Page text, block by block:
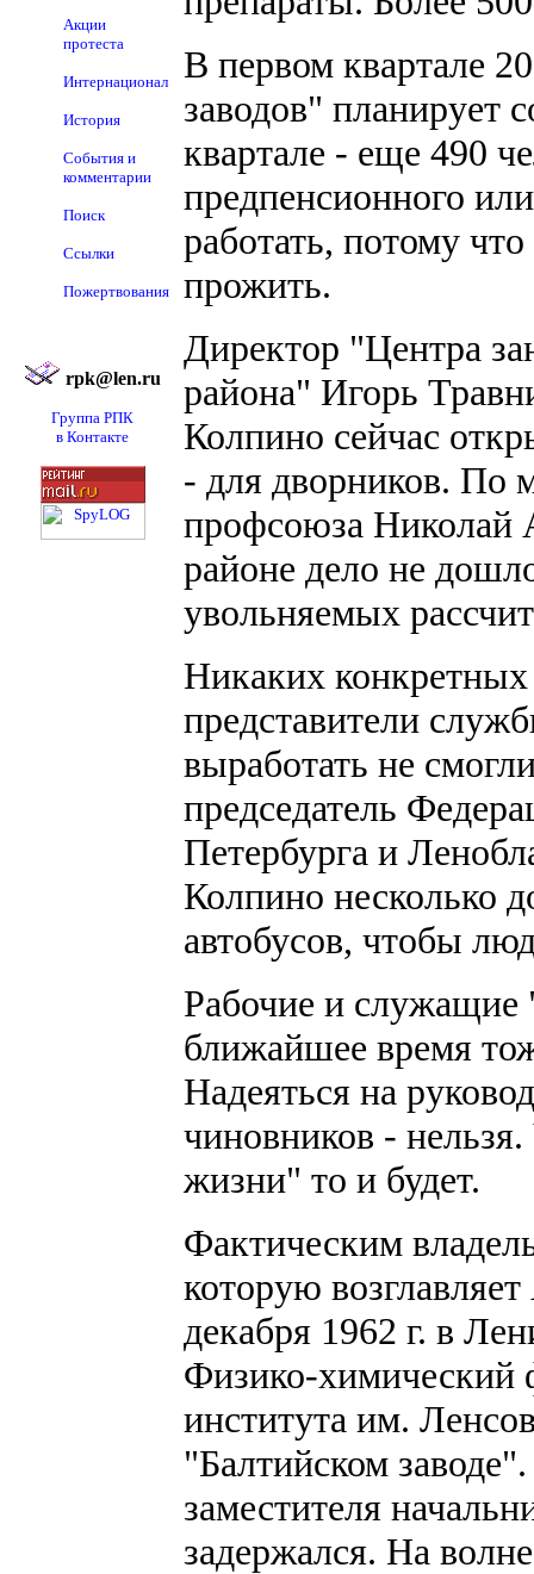
Акции
протеста
Интернационал
История
События и
комментарии
Поиск
Ссылки
Пожертвования
rpk@len.ru
Группа РПК
в Контакте
В первом квартале
заводов" планирует
квартале - еще 490
предпенсионного
работать, потому
прожить.
Директор "Центра
района" Игорь
Колпино сейчас
- для дворников. По
профсоюза Николай
районе дело не
увольняемых
Никаких
представители
выработать не
председатель
Петербурга и
Колпино несколько
автобусов, чтобы
Рабочие и
ближайшее время
Надеяться на
чиновников -
жизни" то и будет.
Фактическим
которую
декабря 1962 г. в
Физико-химический
института им.
"Балтийском
заместителя
задержался. На